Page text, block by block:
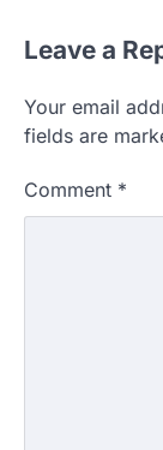
Leave a
Your email
fields are
Comment *